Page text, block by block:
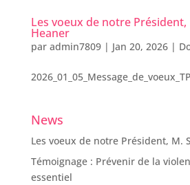
Les voeux de notre Président,
Heaner
par admin7809| Jan 20, 2026|
News
Les voeux de notre Président, M.
Témoignage : Prévenir de la
essentiel